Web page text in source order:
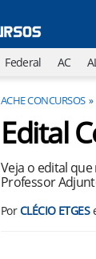
Federal AC
ACHE CONCURSOS
Edital
Veja o edital
Professor
PorCLÉCIO ETGES